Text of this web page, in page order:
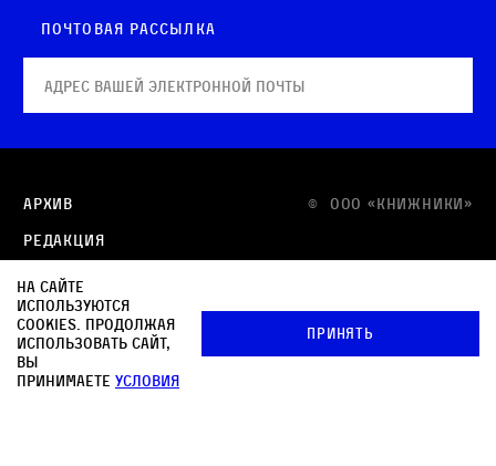
Почтовая рассылка
© OOO «КНИЖНИКИ»
Архив
Редакция
Медиа-кит
Контакты
Политика в отношении обработки персональных
данных
На сайте
используются
cookies. Продолжая
использовать сайт,
вы
принимаете условия
Принять